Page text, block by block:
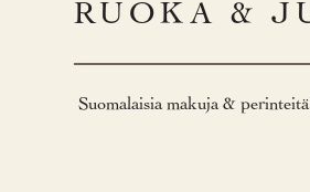
RUOKA &
Suomalaisia makuja &